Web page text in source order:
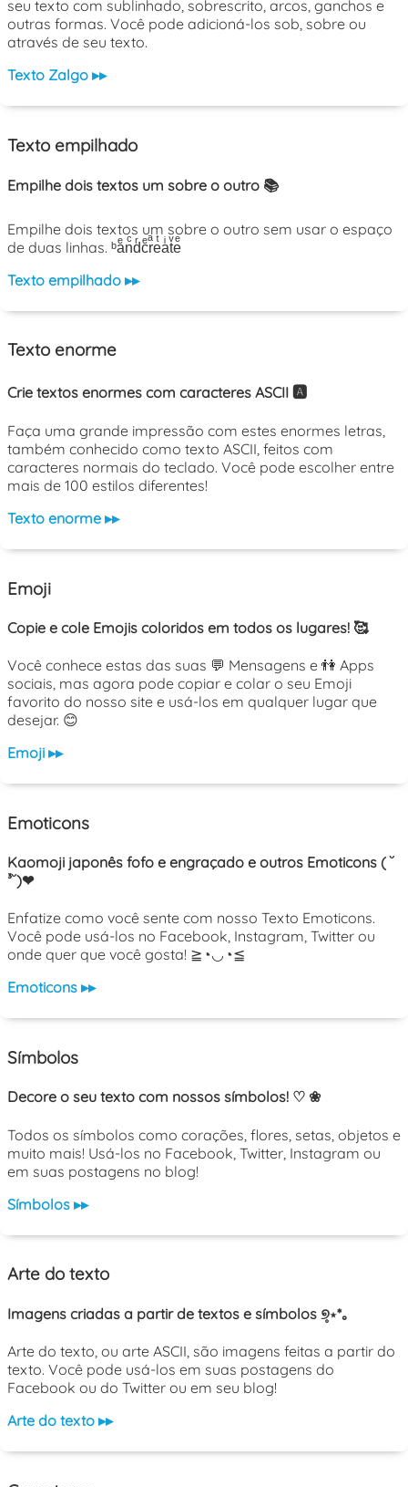
seu texto com sublinhado, sobrescrito, arcos, ganchos e
outras formas. Você pode adicioná-los sob, sobre ou
através de seu texto.
Texto Zalgo ▸▸
Texto empilhado
Empilhe dois textos um sobre o outro 📚
Empilhe dois textos um sobre o outro sem usar o espaço
de duas linhas. ᵇaͤnͨdͬcͤrͣeͭaͥtͮeͤ
Texto empilhado ▸▸
Texto enorme
Crie textos enormes com caracteres ASCII 🅰️
Faça uma grande impressão com estes enormes letras,
também conhecido como texto ASCII, feitos com
caracteres normais do teclado. Você pode escolher entre
mais de 100 estilos diferentes!
Texto enorme ▸▸
Emoji
Copie e cole Emojis coloridos em todos os lugares! 🥰
Você conhece estas das suas 💬 Mensagens e 👫 Apps
sociais, mas agora pode copiar e colar o seu Emoji
favorito do nosso site e usá-los em qualquer lugar que
desejar. 😊
Emoji ▸▸
Emoticons
Kaomoji japonês fofo e engraçado e outros Emoticons ( ˘
³˘)❤
Enfatize como você sente com nosso Texto Emoticons.
Você pode usá-los no Facebook, Instagram, Twitter ou
onde quer que você gosta! ≧◔◡◔≦
Emoticons ▸▸
Símbolos
Decore o seu texto com nossos símbolos! ♡ ❀
Todos os símbolos como corações, flores, setas, objetos e
muito mais! Usá-los no Facebook, Twitter, Instagram ou
em suas postagens no blog!
Símbolos ▸▸
Arte do texto
Imagens criadas a partir de textos e símbolos ୭̥⋆*｡
Arte do texto, ou arte ASCII, são imagens feitas a partir do
texto. Você pode usá-los em suas postagens do
Facebook ou do Twitter ou em seu blog!
Arte do texto ▸▸